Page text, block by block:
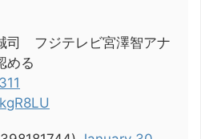
司 フジテレビ宮澤智アナ
める